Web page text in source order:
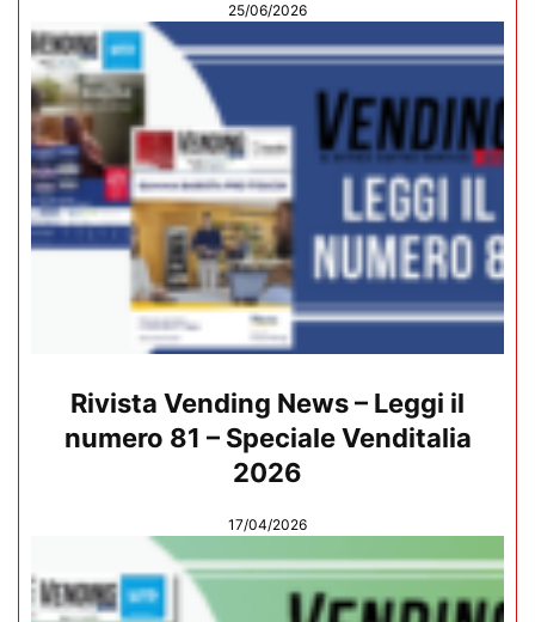
25/06/2026
Rivista Vending News – Leggi il
numero 81 – Speciale Venditalia
2026
17/04/2026